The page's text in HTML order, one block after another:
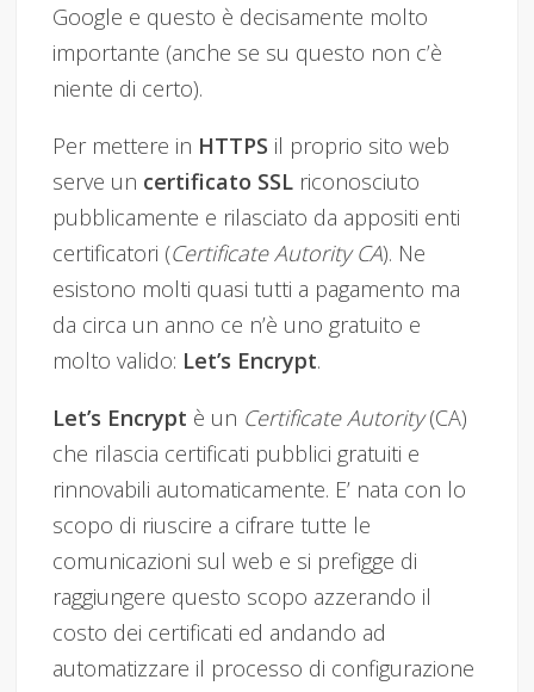
Google e questo è decisamente molto
importante (anche se su questo non c’è
niente di certo).
Per mettere in HTTPS il proprio sito web
serve un certificato SSL riconosciuto
pubblicamente e rilasciato da appositi enti
certificatori (Certificate Autority CA). Ne
esistono molti quasi tutti a pagamento ma
da circa un anno ce n’è uno gratuito e
molto valido: Let’s Encrypt.
Let’s Encrypt è un Certificate Autority(CA)
che rilascia certificati pubblici gratuiti e
rinnovabili automaticamente. E’ nata con lo
scopo di riuscire a cifrare tutte le
comunicazioni sul web e si prefigge di
raggiungere questo scopo azzerando il
costo dei certificati ed andando ad
automatizzare il processo di configurazione